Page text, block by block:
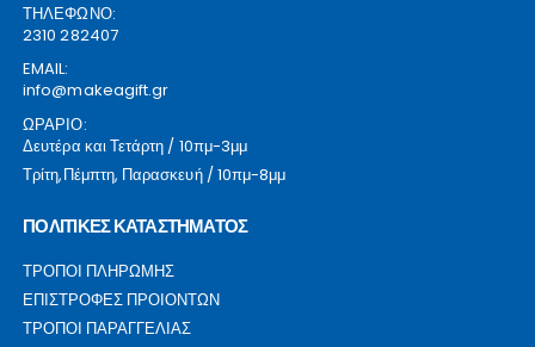
ΤΗΛΕΦΩΝΟ:
2310 282407
EMAIL:
info@makeagift.gr
ΩΡΑΡΙΟ:
Δευτέρα και Τετάρτη / 10πμ-3μμ
Τρίτη,Πέμπτη, Παρασκευή / 10πμ-8μμ
ΠΟΛΙΤΙΚΕΣ ΚΑΤΑΣΤΗΜΑΤΟΣ
ΤΡΟΠΟΙ ΠΛΗΡΩΜΗΣ
ΕΠΙΣΤΡΟΦΕΣ ΠΡΟΙΟΝΤΩΝ
ΤΡΟΠΟΙ ΠΑΡΑΓΓΕΛΙΑΣ